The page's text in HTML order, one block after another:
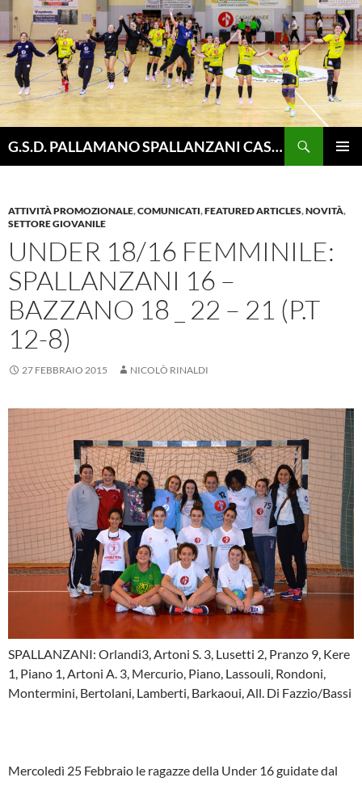
Vai
contenuto
G.S.D. PALLAMANO SPALLANZANI CASALGRANDE
ATTIVITÀ PROMOZIONALE,COMUNICATI,FEATURED ARTICLES,NOVITÀ,
SETTORE GIOVANILE
UNDER 18/16 FEMMINILE:
SPALLANZANI 16 –
BAZZANO 18 _ 22 – 21 (P.T
12-8)
27 FEBBRAIO 2015 NICOLÒ RINALDI
SPALLANZANI: Orlandi3, Artoni S. 3, Lusetti 2, Pranzo 9, Kere
1, Piano 1, Artoni A. 3, Mercurio, Piano, Lassouli, Rondoni,
Montermini, Bertolani, Lamberti, Barkaoui, All. Di Fazzio/Bassi
Mercoledì 25 Febbraio le ragazze della Under 16 guidate dal